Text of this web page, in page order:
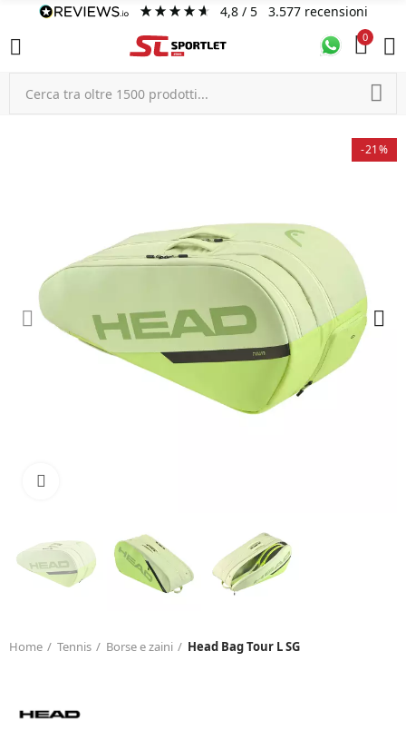
4,8/ 5 3.577 recensioni
0
-21%
Home Tennis Borse e zaini Head Bag Tour L SG